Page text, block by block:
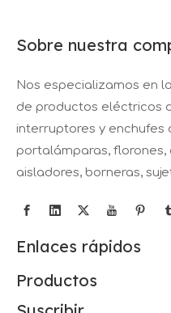
Sobre nuestra
Nos especializamos en
de productos eléctricos
interruptores y enchufes
portalámparas, florones,
aisladores, borneras,
Enlaces rápidos
Productos